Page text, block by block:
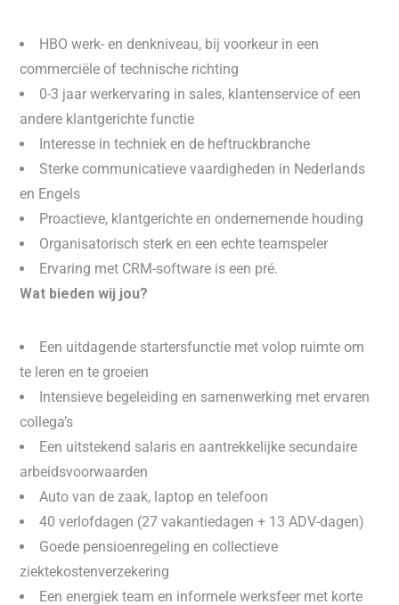
HBO werk- en denkniveau, bij voorkeur in een
commerciële of technische richting
0-3 jaar werkervaring in sales, klantenservice of een
andere klantgerichte functie
Interesse in techniek en de heftruckbranche
Sterke communicatieve vaardigheden in Nederlands
en Engels
Proactieve, klantgerichte en ondernemende houding
Organisatorisch sterk en een echte teamspeler
Ervaring met CRM-software is een pré.
Wat bieden wij jou?
Een uitdagende startersfunctie met volop ruimte om
te leren en te groeien
Intensieve begeleiding en samenwerking met ervaren
collega’s
Een uitstekend salaris en aantrekkelijke secundaire
arbeidsvoorwaarden
Auto van de zaak, laptop en telefoon
40 verlofdagen (27 vakantiedagen + 13 ADV-dagen)
Goede pensioenregeling en collectieve
ziektekostenverzekering
Een energiek team en informele werksfeer met korte